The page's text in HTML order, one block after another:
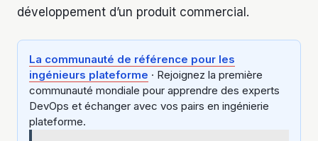
développement d’un produit commercial.
La communauté de référence pour les
ingénieurs plateforme · Rejoignez la première
communauté mondiale pour apprendre des experts
DevOps et échanger avec vos pairs en ingénierie
plateforme.